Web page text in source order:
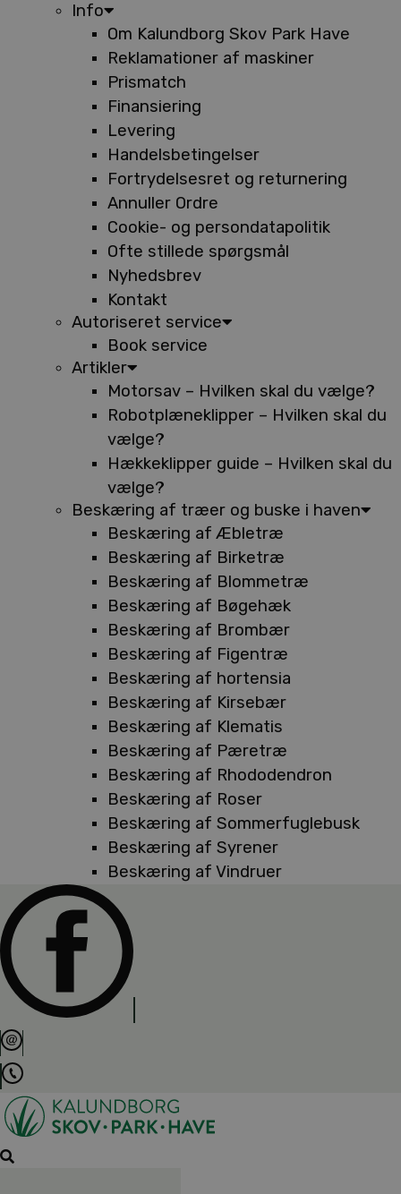
Info
Om Kalundborg Skov Park Have
Reklamationer af maskiner
Prismatch
Finansiering
Levering
Handelsbetingelser
Fortrydelsesret og returnering
Annuller Ordre
Cookie- og persondatapolitik
Ofte stillede spørgsmål
Nyhedsbrev
Kontakt
Autoriseret service
Book service
Artikler
Motorsav – Hvilken skal du vælge?
Robotplæneklipper – Hvilken skal du
vælge?
Hækkeklipper guide – Hvilken skal du
vælge?
Beskæring af træer og buske i haven
Beskæring af Æbletræ
Beskæring af Birketræ
Beskæring af Blommetræ
Beskæring af Bøgehæk
Beskæring af Brombær
Beskæring af Figentræ
Beskæring af hortensia
Beskæring af Kirsebær
Beskæring af Klematis
Beskæring af Pæretræ
Beskæring af Rhododendron
Beskæring af Roser
Beskæring af Sommerfuglebusk
Beskæring af Syrener
Beskæring af Vindruer